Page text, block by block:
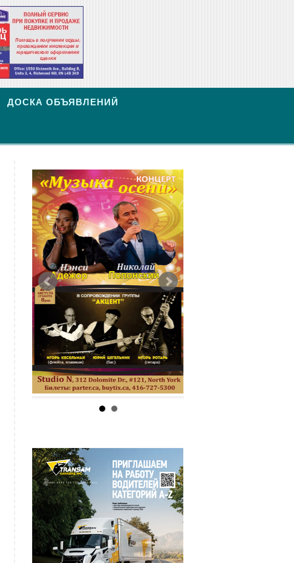
ДОСКА ОБЪЯВЛЕНИЙ